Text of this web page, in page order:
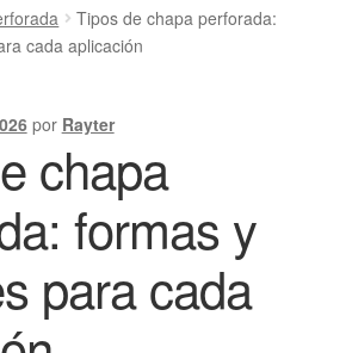
Tipos de chapa perforada:
cada aplicación
por Rayter
chapa
formas y
para cada